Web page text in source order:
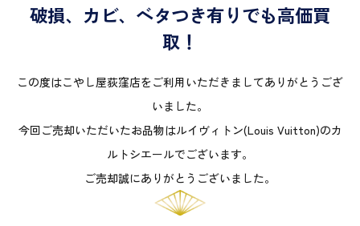
破損、カビ、ベタつき有りでも高価買
取！
この度はこやし屋荻窪店をご利用いただきましてありがとうござ
いました。
今回ご売却いただいたお品物はルイヴィトン(Louis Vuitton)のカ
ルトシエールでございます。
ご売却誠にありがとうございました。